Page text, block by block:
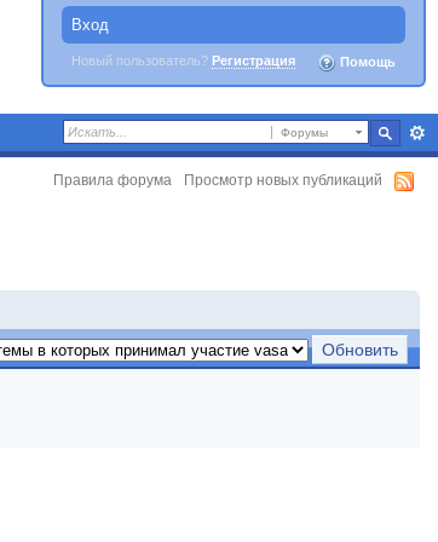
Вход
Новый пользователь? Регистрация Помощь
Форумы
Правила форума Просмотр новых публикаций